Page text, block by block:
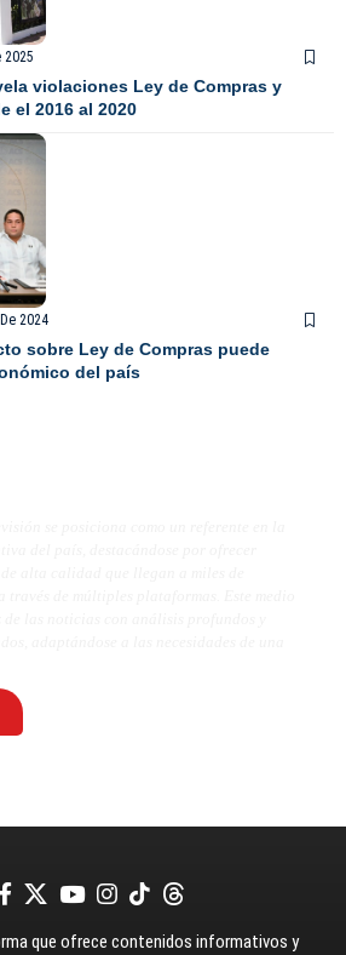
2025
violaciones Ley de Compras y
el 2016 al 2020
2024
sobre Ley de Compras puede
del país
que ofrece contenidos informativos y